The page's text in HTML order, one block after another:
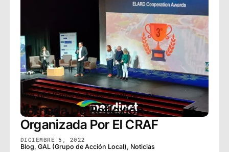
Blog GAL (Grupo de Acción Local) Noticias
Blog,GAL (Grupo de Acción Local),Noticias
Jornada De Reflexión
Organizada Por El CRAF
DICIEMBRE 5, 2022